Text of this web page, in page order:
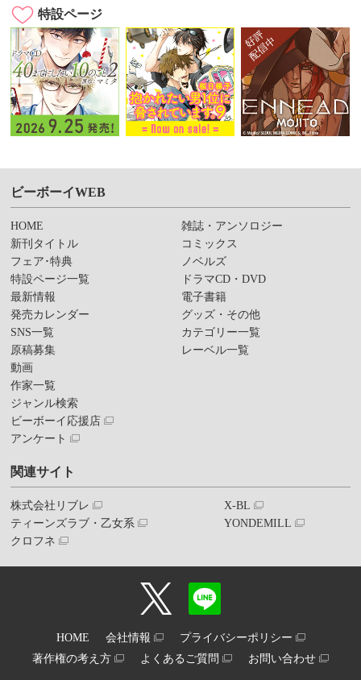
特設ページ
ビーボーイWEB
HOME
新刊タイトル
フェア･特典
特設ページ一覧
最新情報
発売カレンダー
SNS一覧
原稿募集
動画
作家一覧
ジャンル検索
ビーボーイ応援店
アンケート
雑誌・アンソロジー
コミックス
ノベルズ
ドラマCD・DVD
電子書籍
グッズ・その他
カテゴリー一覧
レーベル一覧
関連サイト
株式会社リブレ
ティーンズラブ・乙女系
クロフネ
X-BL
YONDEMILL
HOME 会社情報
プライバシーポリシー
著作権の考え方
よくあるご質問 お問い合わせ